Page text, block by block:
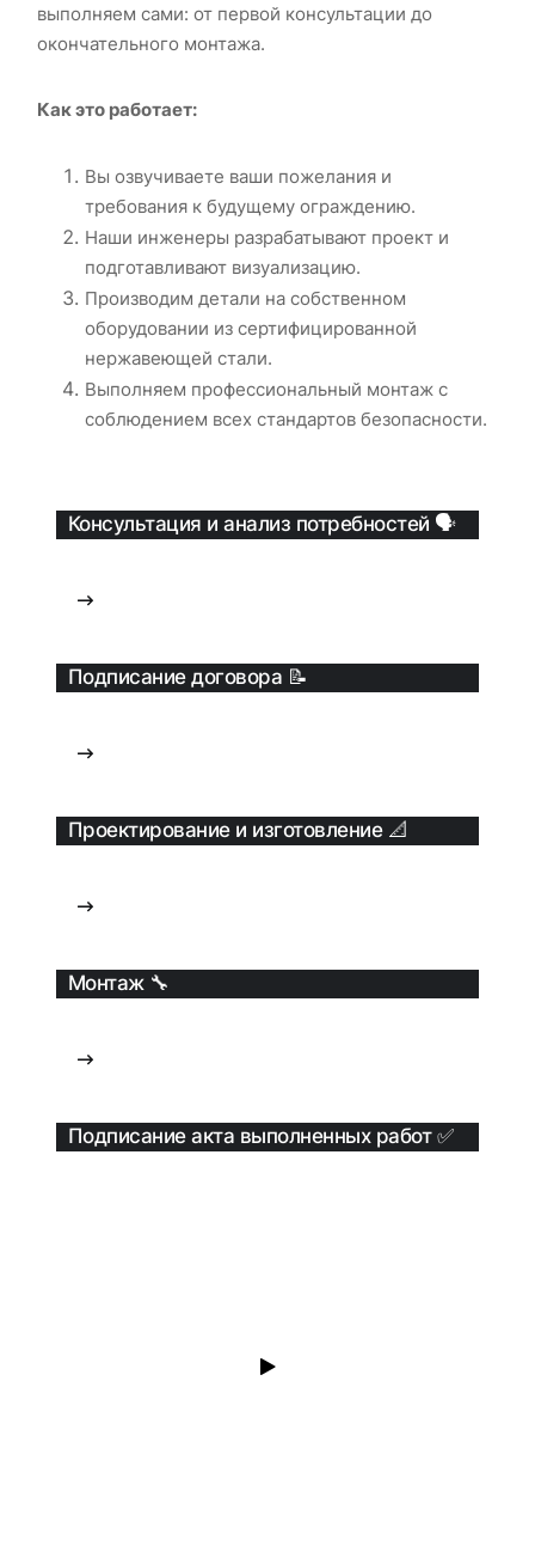
выполняем сами: от первой консультации до
окончательного монтажа.
Как это работает:
Вы озвучиваете ваши пожелания и
требования к будущему ограждению.
Наши инженеры разрабатывают проект и
подготавливают визуализацию.
Производим детали на собственном
оборудовании из сертифицированной
нержавеющей стали.
Выполняем профессиональный монтаж с
соблюдением всех стандартов безопасности.
Консультация и анализ потребностей 🗣️
Подписание договора 📝
Проектирование и изготовление 📐
Монтаж 🔧
Подписание акта выполненных работ ✅